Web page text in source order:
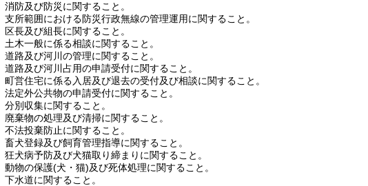
消防及び防災に関すること。
支所範囲における防災行政無線の管理運用に関すること。
区長及び組長に関すること。
土木一般に係る相談に関すること。
道路及び河川の管理に関すること。
道路及び河川占用の申請受付に関すること。
町営住宅に係る入居及び退去の受付及び相談に関すること。
法定外公共物の申請受付に関すること。
分別収集に関すること。
廃棄物の処理及び清掃に関すること。
不法投棄防止に関すること。
畜犬登録及び飼育管理指導に関すること。
狂犬病予防及び犬猫取り締まりに関すること。
動物の保護(犬・猫)及び死体処理に関すること。
下水道に関すること。